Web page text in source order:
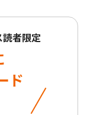
読者限定
ド